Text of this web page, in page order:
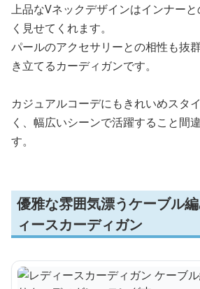
上品なVネックデザインはインナー
く見せてくれます。
パールのアクセサリーとの相性も抜
き立てるカーディガンです。
カジュアルコーデにもきれいめスタ
く、幅広いシーンで活躍すること間
す。
優雅な雰囲気漂うケーブル
ィースカーディガン